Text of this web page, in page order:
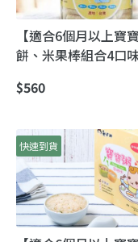
【適合6個月以上寶
餅、米果棒組合4口
香味 寶寶愛吃媽媽安心
$560
快速到貨